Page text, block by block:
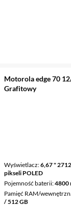
Motorola edge 70
Grafitowy
Wyświetlacz 6,67 "
pikseli POLED
Pojemność baterii 4800
Pamięć RAM/
/ 512 GB